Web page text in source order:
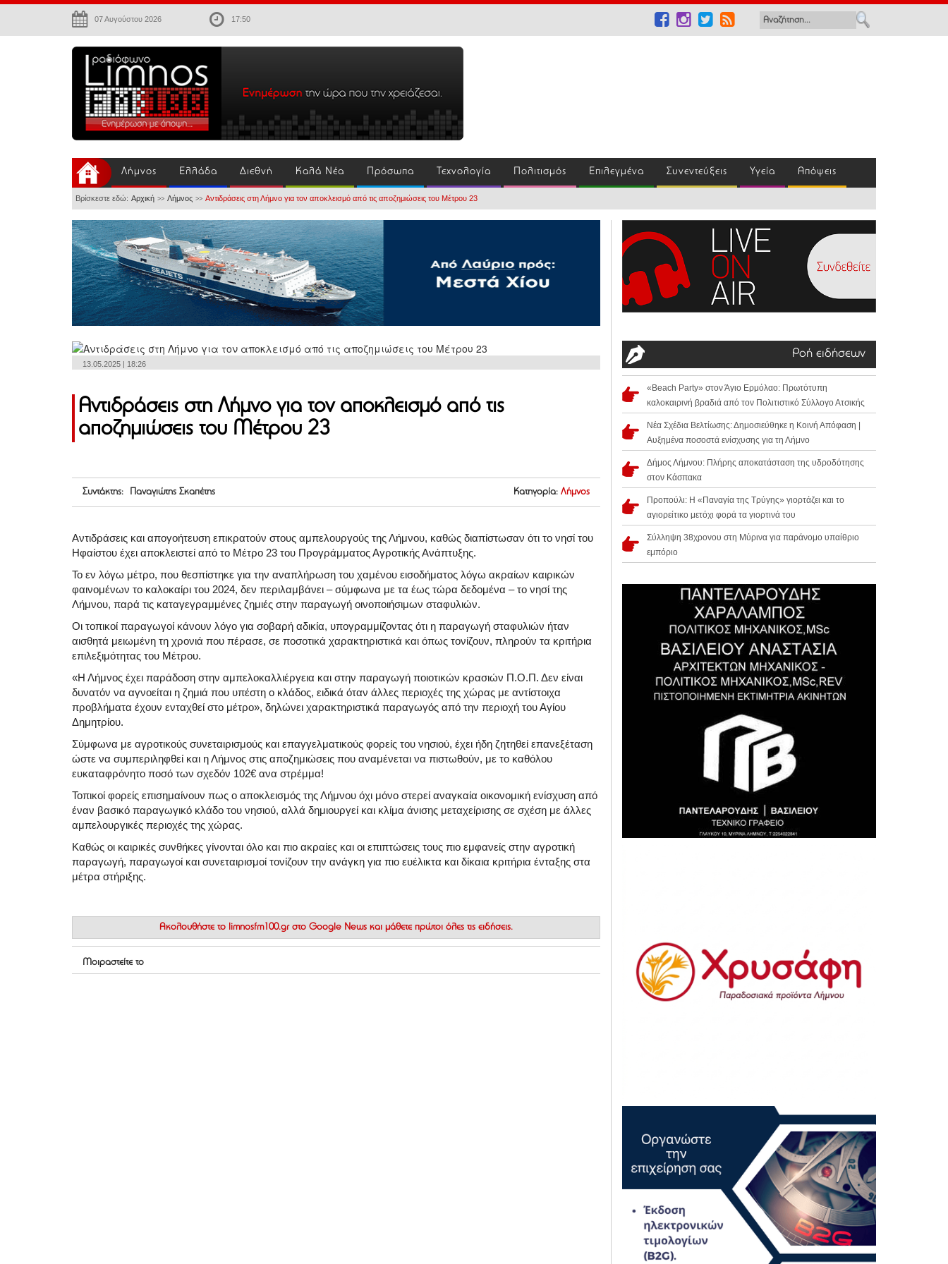
07 Αυγούστου 2026 17:50
Λήμνος Ελλάδα Διεθνή Καλά Νέα Πρόσωπα Τεχνολογία Πολιτισμός Επιλεγμένα Συνεντεύξεις Υγεία Απόψεις
Βρίσκεστε εδώ: Αρχική >> Λήμνος >> Αντιδράσεις στη Λήμνο για τον αποκλεισμό από τις αποζημιώσεις του Μέτρου 23
13.05.2025 | 18:26
Αντιδράσεις στη Λήμνο για τον αποκλεισμό από τις
αποζημιώσεις του Μέτρου 23
Συντάκτης: Παναγιώτης Σκαπέτης Κατηγορία: Λήμνος
Αντιδράσεις και απογοήτευση επικρατούν στους αμπελουργούς της Λήμνου, καθώς διαπίστωσαν ότι το νησί του
Ηφαίστου έχει αποκλειστεί από το Μέτρο 23 του Προγράμματος Αγροτικής Ανάπτυξης.
Το εν λόγω μέτρο, που θεσπίστηκε για την αναπλήρωση του χαμένου εισοδήματος λόγω ακραίων καιρικών
φαινομένων το καλοκαίρι του 2024, δεν περιλαμβάνει – σύμφωνα με τα έως τώρα δεδομένα – το νησί της
Λήμνου, παρά τις καταγεγραμμένες ζημιές στην παραγωγή οινοποιήσιμων σταφυλιών.
Οι τοπικοί παραγωγοί κάνουν λόγο για σοβαρή αδικία, υπογραμμίζοντας ότι η παραγωγή σταφυλιών ήταν
αισθητά μειωμένη τη χρονιά που πέρασε, σε ποσοτικά χαρακτηριστικά και όπως τονίζουν, πληρούν τα κριτήρια
επιλεξιμότητας του Μέτρου.
«Η Λήμνος έχει παράδοση στην αμπελοκαλλιέργεια και στην παραγωγή ποιοτικών κρασιών Π.Ο.Π. Δεν είναι
δυνατόν να αγνοείται η ζημιά που υπέστη ο κλάδος, ειδικά όταν άλλες περιοχές της χώρας με αντίστοιχα
προβλήματα έχουν ενταχθεί στο μέτρο», δηλώνει χαρακτηριστικά παραγωγός από την περιοχή του Αγίου
Δημητρίου.
Σύμφωνα με αγροτικούς συνεταιρισμούς και επαγγελματικούς φορείς του νησιού, έχει ήδη ζητηθεί επανεξέταση
ώστε να συμπεριληφθεί και η Λήμνος στις αποζημιώσεις που αναμένεται να πιστωθούν, με το καθόλου
ευκαταφρόνητο ποσό των σχεδόν 102€ ανα στρέμμα!
Τοπικοί φορείς επισημαίνουν πως ο αποκλεισμός της Λήμνου όχι μόνο στερεί αναγκαία οικονομική ενίσχυση από
έναν βασικό παραγωγικό κλάδο του νησιού, αλλά δημιουργεί και κλίμα άνισης μεταχείρισης σε σχέση με άλλες
αμπελουργικές περιοχές της χώρας.
Καθώς οι καιρικές συνθήκες γίνονται όλο και πιο ακραίες και οι επιπτώσεις τους πιο εμφανείς στην αγροτική
παραγωγή, παραγωγοί και συνεταιρισμοί τονίζουν την ανάγκη για πιο ευέλικτα και δίκαια κριτήρια ένταξης στα
μέτρα στήριξης.
Ακολουθήστε το limnosfm100.gr στο Google News και μάθετε πρώτοι όλες τις ειδήσεις.
Μοιραστείτε το
Ροή ειδήσεων
«Beach Party» στον Άγιο Ερμόλαο: Πρωτότυπη
καλοκαιρινή βραδιά από τον Πολιτιστικό Σύλλογο Ατσικής
Νέα Σχέδια Βελτίωσης: Δημοσιεύθηκε η Κοινή Απόφαση |
Αυξημένα ποσοστά ενίσχυσης για τη Λήμνο
Δήμος Λήμνου: Πλήρης αποκατάσταση της υδροδότησης
στον Κάσπακα
Προπούλι: Η «Παναγία της Τρύγης» γιορτάζει και το
αγιορείτικο μετόχι φορά τα γιορτινά του
Σύλληψη 38χρονου στη Μύρινα για παράνομο υπαίθριο
εμπόριο